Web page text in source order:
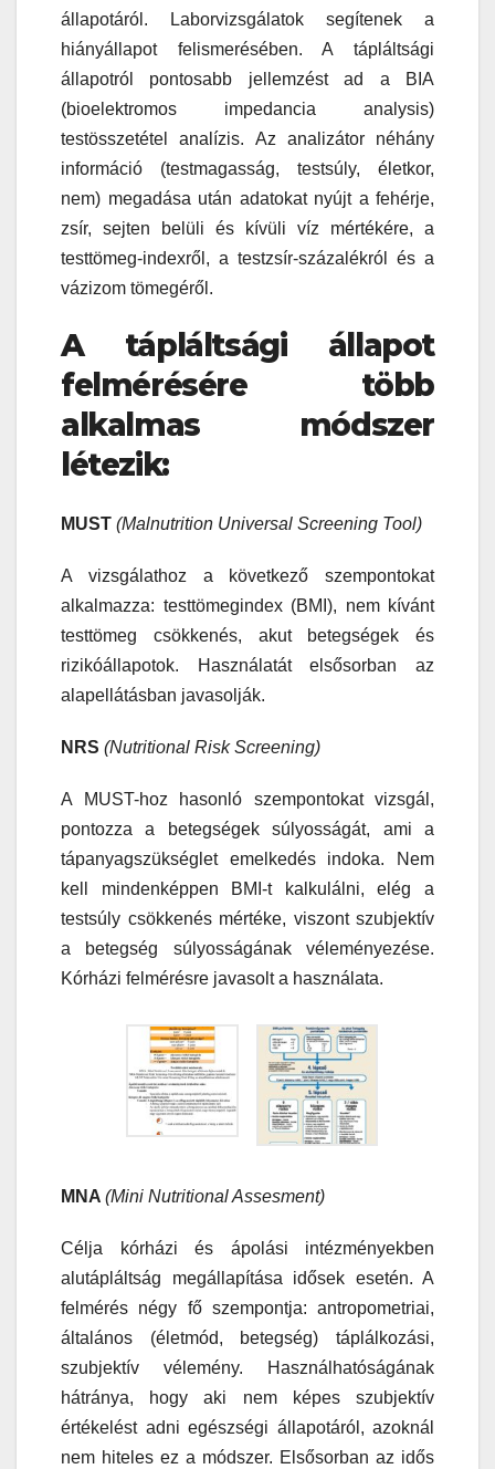
állapotáról. Laborvizsgálatok segítenek a
hiányállapot felismerésében. A tápláltsági
állapotról pontosabb jellemzést ad a BIA
(bioelektromos impedancia analysis)
testösszetétel analízis. Az analizátor néhány
információ (testmagasság, testsúly, életkor,
nem) megadása után adatokat nyújt a fehérje,
zsír, sejten belüli és kívüli víz mértékére, a
testtömeg-indexről, a testzsír-százalékról és a
vázizom tömegéről.
A tápláltsági állapot
felmérésére több
alkalmas módszer
létezik:
MUST (Malnutrition Universal Screening Tool)
A vizsgálathoz a következő szempontokat
alkalmazza: testtömegindex (BMI), nem kívánt
testtömeg csökkenés, akut betegségek és
rizikóállapotok. Használatát elsősorban az
alapellátásban javasolják.
NRS (Nutritional Risk Screening)
A MUST-hoz hasonló szempontokat vizsgál,
pontozza a betegségek súlyosságát, ami a
tápanyagszükséglet emelkedés indoka. Nem
kell mindenképpen BMI-t kalkulálni, elég a
testsúly csökkenés mértéke, viszont szubjektív
a betegség súlyosságának véleményezése.
Kórházi felmérésre javasolt a használata.
MNA (Mini Nutritional Assesment)
Célja kórházi és ápolási intézményekben
alutápláltság megállapítása idősek esetén. A
felmérés négy fő szempontja: antropometriai,
általános (életmód, betegség) táplálkozási,
szubjektív vélemény. Használhatóságának
hátránya, hogy aki nem képes szubjektív
értékelést adni egészségi állapotáról, azoknál
nem hiteles ez a módszer. Elsősorban az idős